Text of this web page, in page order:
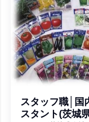
スタッフ職│国
スタント(茨城